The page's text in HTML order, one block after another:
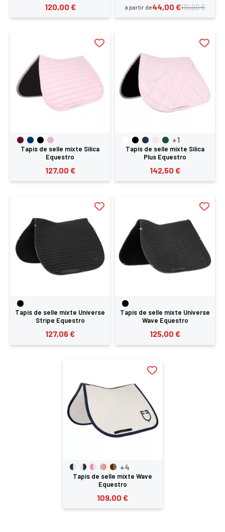
120,00 € à partir de 110,00 €
44,00 €
Tapis de selle mixte Silica
Equestro
127,00 €
+1
Tapis de selle mixte Silica
Plus Equestro
142,50 €
Tapis de selle mixte Universe
Stripe Equestro
127,06 €
Tapis de selle mixte Universe
Wave Equestro
125,00 €
+4
Tapis de selle mixte Wave
Equestro
109,00 €